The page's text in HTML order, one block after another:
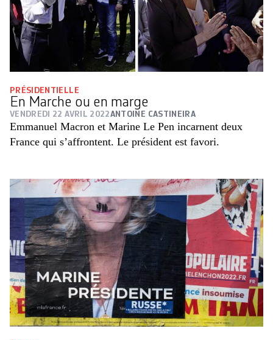
PRÉSIDENTIELLE
En Marche ou en marge
VENDREDI 22 AVRIL 2022ANTOINE CASTINEIRA
Emmanuel Macron et Marine Le Pen incarnent deux
France qui s’affrontent. Le président est favori.